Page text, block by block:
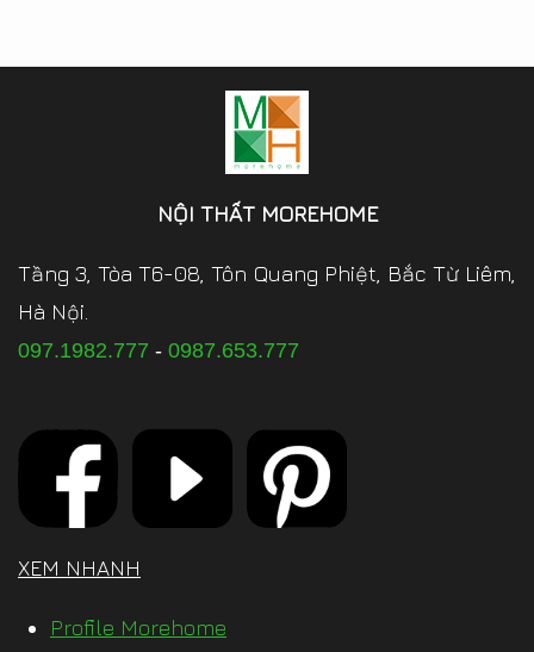
NỘI THẤT MOREHOME
Tầng 3, Tòa T6-08, Tôn Quang Phiệt, Bắc Từ Liêm,
Hà Nội.
097.1982.777 - 0987.653.777
XEM NHANH
Profile Morehome